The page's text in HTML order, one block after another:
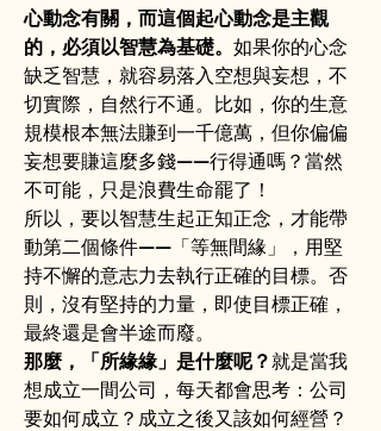
心動念有關，而這個起心動念是主觀
的，必須以智慧為基礎。 如果你的心念
缺乏智慧，就容易落入空想與妄想，不
切實際，自然行不通。比如，你的生意
規模根本無法賺到一千億萬，但你偏偏
妄想要賺這麼多錢——行得通嗎？當然
不可能，只是浪費生命罷了！
所以，要以智慧生起正知正念，才能帶
動第二個條件——「等無間緣」，用堅
持不懈的意志力去執行正確的目標。否
則，沒有堅持的力量，即使目標正確，
最終還是會半途而廢。
那麼，「所緣緣」是什麼呢？就是當我
想成立一間公司，每天都會思考：公司
要如何成立？成立之後又該如何經營？